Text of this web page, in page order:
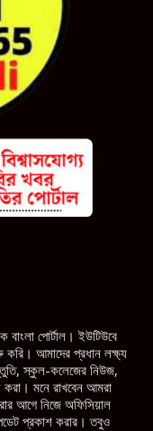
পোর্টাল। ইউটিউবে
করি। আমাদের প্রধান লক্ষ্য
স্কুল-কলেজের নিউজ,
করা। মনে রাখবেন আমরা
আগে নিজে অফিসিয়াল
প্রকাশ করার। তবুও